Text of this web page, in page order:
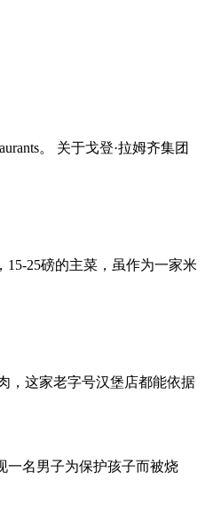
。 关于戈登·拉姆齐集团
25磅的主菜，虽作为一家米
，这家老字号汉堡店都能依据
一名男子为保护孩子而被烧